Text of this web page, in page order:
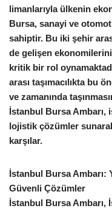
limanlarıyla ülkenin
Bursa, sanayi ve
sahiptir. Bu iki şehir
de gelişen
kritik bir rol
arası taşımacılıkta bu
ve zamanında
İstanbul Bursa Ambarı,
lojistik çözümler
karşılar.
İstanbul Bursa Ambarı:
Güvenli Çözümler
İstanbul Bursa Ambarı,